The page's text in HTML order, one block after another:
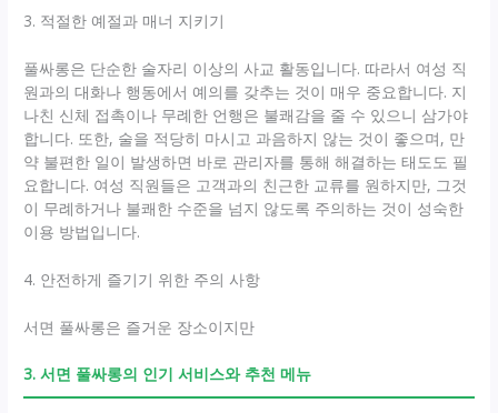
3. 적절한 예절과 매너 지키기
풀싸롱은 단순한 술자리 이상의 사교 활동입니다. 따라서 여성 직
원과의 대화나 행동에서 예의를 갖추는 것이 매우 중요합니다. 지
나친 신체 접촉이나 무례한 언행은 불쾌감을 줄 수 있으니 삼가야
합니다. 또한, 술을 적당히 마시고 과음하지 않는 것이 좋으며, 만
약 불편한 일이 발생하면 바로 관리자를 통해 해결하는 태도도 필
요합니다. 여성 직원들은 고객과의 친근한 교류를 원하지만, 그것
이 무례하거나 불쾌한 수준을 넘지 않도록 주의하는 것이 성숙한
이용 방법입니다.
4. 안전하게 즐기기 위한 주의 사항
서면 풀싸롱은 즐거운 장소이지만
3. 서면 풀싸롱의 인기 서비스와 추천 메뉴